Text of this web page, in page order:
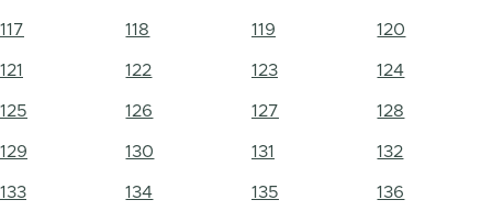
117 118 119 120
121 122 123 124
125 126 127 128
129 130 131 132
133 134 135 136